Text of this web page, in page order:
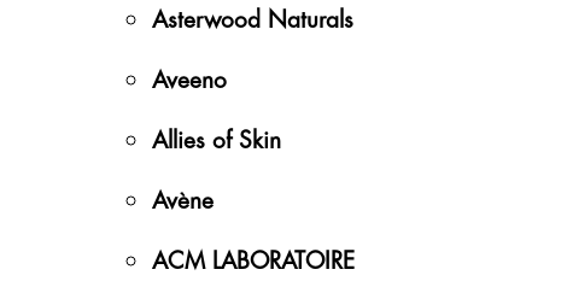
Asterwood Naturals
Aveeno
Allies of Skin
Avène
ACM LABORATOIRE